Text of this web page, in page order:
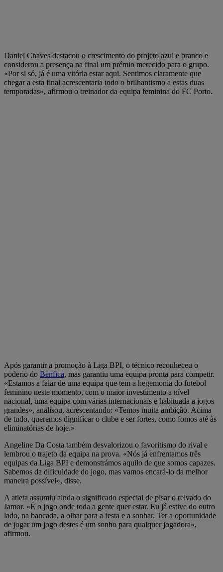
Daniel Chaves destacou o crescimento do projeto azul e branco e
considerou a presença na final um prémio merecido para o grupo.
«Por si só, já é uma vitória estar aqui. Sentimos claramente que
chegar a esta final acrescentaria todo o brilhantismo a estas duas
temporadas», afirmou o treinador da equipa feminina do FC Porto.
Após garantir a promoção à Liga BPI, o técnico reconheceu o
poderio do Benfica, mas garantiu uma equipa pronta para competir.
«Estamos a falar de uma equipa que tem a hegemonia do futebol
feminino neste momento, com o maior investimento a nível
nacional, uma equipa com várias internacionais e habituada a jogos
grandes», analisou, acrescentando: «Temos muita ambição. Acima
de tudo, queremos dignificar o clube e ser fortes, como fomos até às
eliminatórias de hoje.»
Angeline Da Costa também desvalorizou o favoritismo do rival e
lembrou o trajeto da equipa na prova. «Nós já enfrentamos três
equipas da Liga BPI e demonstrámos aquilo de que somos capazes.
Sabemos da dificuldade do jogo, mas vamos encará-lo da melhor
maneira possível», disse.
A atleta assumiu ainda o significado especial de pisar o relvado do
Jamor. «É o jogo onde toda a gente quer estar. Eu já estive do outro
lado, na bancada, a olhar para a festa e a sonhar. Ter a oportunidade
de jogar um jogo destes é um sonho para qualquer jogadora»,
afirmou.